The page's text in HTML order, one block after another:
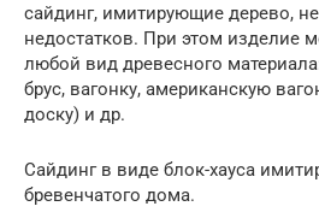
сайдинг, имитирующие дерево,
недостатков. При этом изделие
любой вид древесного
брус, вагонку, американскую
доску) и др.
Сайдинг в виде блок-хауса
бревенчатого дома.